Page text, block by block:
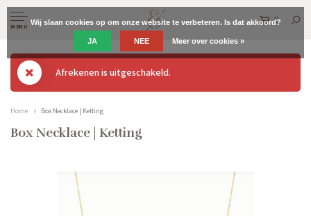
MENU
0
Afrekenen is uitgeschakeld.
Home Box Necklace | Ketting
Box Necklace | Ketting
Wij slaan cookies op om onze website te verbeteren. Is dat akkoord?
JA NEE Meer over cookies »